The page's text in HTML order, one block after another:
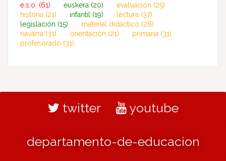
e.s.o. (61) euskera (20) evaluación (25)
historia (21) infantil (19) lectura (37)
legislación (15) material didáctico (28)
navarra (31) orientación (21) primaria (31)
profesorado (31)
twitter youtube
departamento-de-educacion